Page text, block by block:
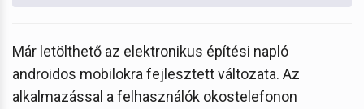
Már letölthető az elektronikus építési napló
androidos mobilokra fejlesztett változata. Az
alkalmazással a felhasználók okostelefonon